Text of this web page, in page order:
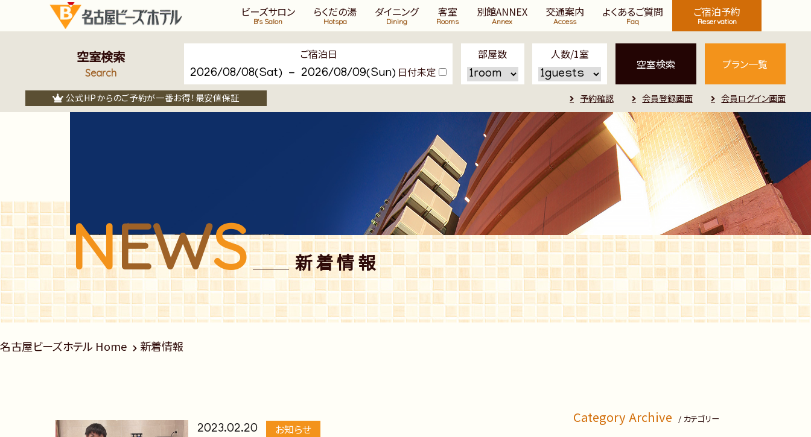
ビーズサロン
B's Salon
らくだの湯
Hotspa
ダイニング
Dining
客室
Rooms
別館ANNEX
Annex
交通案内
Access
よくあるご質問
Faq
ご宿泊予約
Reservation
空室検索
Search
ご宿泊日
日付未定
部屋数 人数/1室
プラン一覧
公式HPからのご予約が一番お得！最安値保証 予約確認 会員登録画面 会員ログイン画面
NEWS 新着情報
名古屋ビーズホテル Home 新着情報
2023.02.20 お知らせ
Category Archive / カテゴリー